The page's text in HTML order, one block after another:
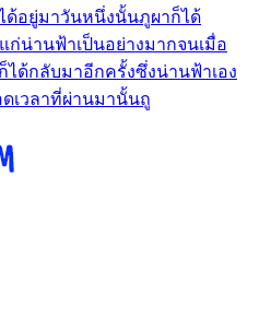
ด้อยู่มาวันหนึ่งนั้นภูผาก็ได้
ก่น่านฟ้าเป็นอย่างมากจนเมื่อ
ได้กลับมาอีกครั้งซึ่งน่านฟ้าเอง
เวลาที่ผ่านมานั้นถู